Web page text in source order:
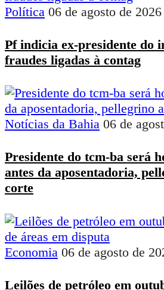
Política 06 de agosto de 2026
Pf indicia ex-presidente do
fraudes ligadas à contag
Notícias da Bahia 06 de
Presidente do tcm-ba será
antes da aposentadoria,
corte
Economia 06 de agosto de
Leilões de petróleo em